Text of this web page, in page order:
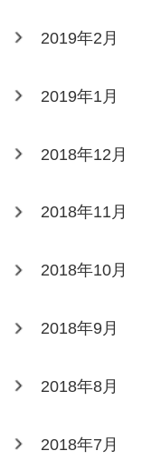
2019年2月
2019年1月
2018年12月
2018年11月
2018年10月
2018年9月
2018年8月
2018年7月